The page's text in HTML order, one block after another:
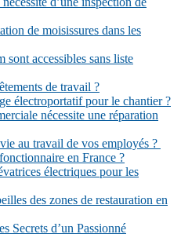
de moisissures dans les
sont accessibles sans liste
de travail ?
électroportatif pour le chantier ?
nécessite une réparation
au travail de vos employés ?
en France ?
électriques pour les
des zones de restauration en
Secrets d’un Passionné